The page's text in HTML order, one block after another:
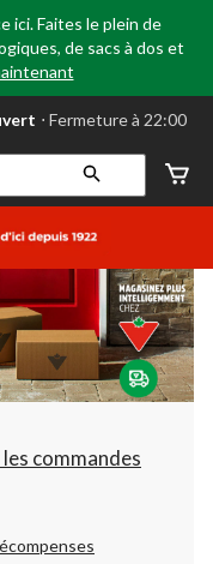
ici. Faites le plein de
de sacs à dos et
⋅ Fermeture à 22:00
commandes